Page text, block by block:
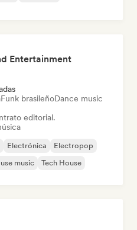
Entertainment
Funk brasileñoDance music
editorial.
Electrónica
Electropop
music Tech House